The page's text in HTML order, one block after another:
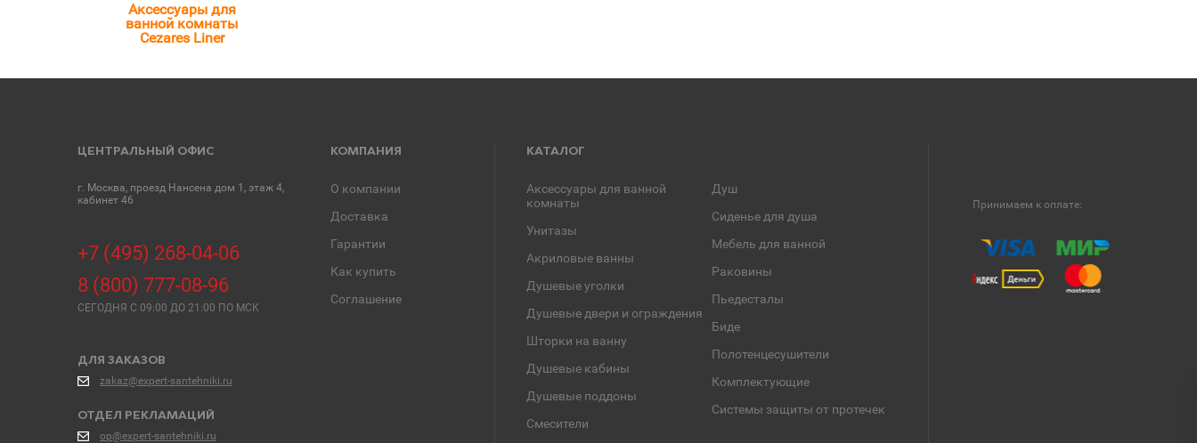
Аксессуары для
ванной комнаты
Cezares Liner
ЦЕНТРАЛЬНЫЙ ОФИС
г. Москва, проезд Нансена дом 1, этаж 4,
кабинет 46
+7 (495) 268-04-06
8 (800) 777-08-96
СЕГОДНЯ C 09:00 ДО 21:00 ПО МСК
ДЛЯ ЗАКАЗОВ
zakaz@expert-santehniki.ru
ОТДЕЛ РЕКЛАМАЦИЙ
op@expert-santehniki.ru
КОМПАНИЯ
О компании
Доставка
Гарантии
Как купить
Соглашение
КАТАЛОГ
Аксессуары для ванной
комнаты
Унитазы
Акриловые ванны
Душевые уголки
Душевые двери и ограждения
Шторки на ванну
Душевые кабины
Душевые поддоны
Смесители
Душ
Сиденье для душа
Мебель для ванной
Раковины
Пьедесталы
Биде
Полотенцесушители
Комплектующие
Системы защиты от протечек
Принимаем к оплате: